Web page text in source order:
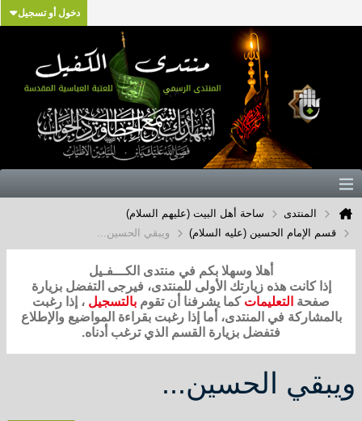
دخول أو تسجيل
المنتدى
ساحة أهل البيت (عليهم السلام)
قسم الإمام الحسين (عليه السلام)
ويبقي الحسين...
أهلا وسهلا بكم في منتدى الكـــفـيل
إذا كانت هذه زيارتك الأولى للمنتدى، فيرجى التفضل بزيارة
صفحة التعليمات كما يشرفنا أن تقوم بالتسجيل ، إذا رغبت
بالمشاركة في المنتدى، أما إذا رغبت بقراءة المواضيع والإطلاع
فتفضل بزيارة القسم الذي ترغب أدناه.
ويبقي الحسين...